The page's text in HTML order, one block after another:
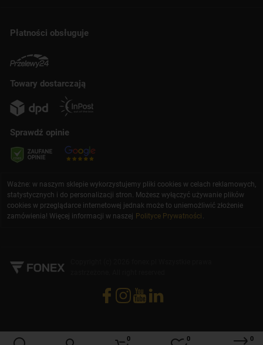
0 0 0
Płatności obsługuje
Towary dostarczają
Sprawdź opinie
Ważne: w naszym sklepie wykorzystujemy pliki cookies w celach reklamowych,
statystycznych i do personalizacji stron. Możesz wyłączyć używanie plików
cookies w przeglądarce internetowej jednak może to uniemożliwić złożenie
zamówienia! Więcej informacji w naszej Polityce Prywatności .